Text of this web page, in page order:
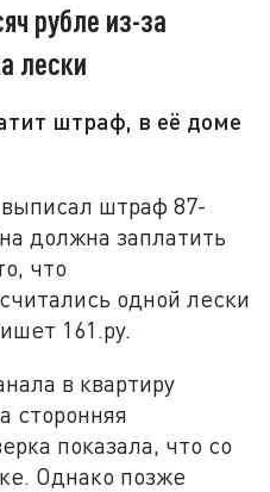
рубле из-за
лески
штраф, в её доме
штраф 87-
должна заплатить
что
одной лески
161.ру.
в квартиру
сторонняя
показала, что со
Однако позже